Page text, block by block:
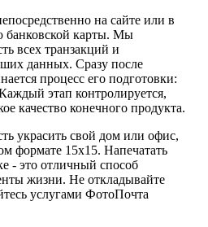
на сайте или в
карты. Мы
всех транзакций и
данных. Сразу после
процесс его подготовки:
этап контролируется,
качество конечного продукта.
украсить свой дом или офис,
формате 15х15. Напечатать
- это отличный способ
жизни. Не откладывайте
услугами ФотоПочта